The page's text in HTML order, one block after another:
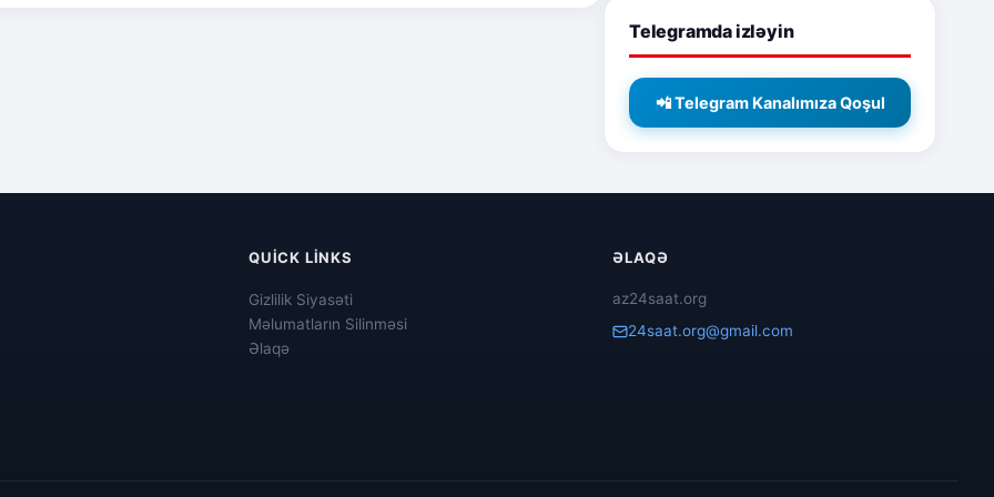
Telegramda izləyin
📲 Telegram Kanalımıza Qoşul
QUICK LINKS
Gizlilik Siyasəti
Məlumatların Silinməsi
Əlaqə
ƏLAQƏ
az24saat.org
24saat.org@gmail.com